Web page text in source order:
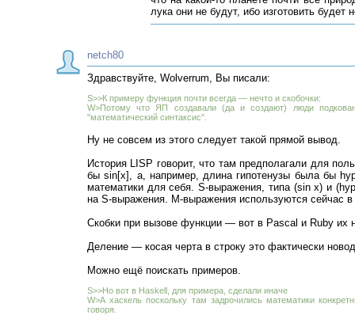
лука они не будут, ибо изготовить будет
netch80
Здравствуйте, Wolverrum, Вы писали:
S>>К примеру функция почти всегда — нечто и скобочки:
W>Потому что ЯП создавали (да и создают) люди
"математический синтаксис".
Ну не совсем из этого следует такой прямой вывод.
История LISP говорит, что там предполагали для
бы sin[x], а, например, длина гипотенузы была бы
математики для себя. S-выражения, типа (sin x) и
на S-выражения. М-выражения используются сейчас в
Скобки при вызове функции — вот в Pascal и Ruby их
Деление — косая черта в строку это фактически
Можно ещё поискать примеров.
S>>Но вот в Haskell, для примера, сделали иначе
W>А хаскель поскольку там задрочились математики
говоря.